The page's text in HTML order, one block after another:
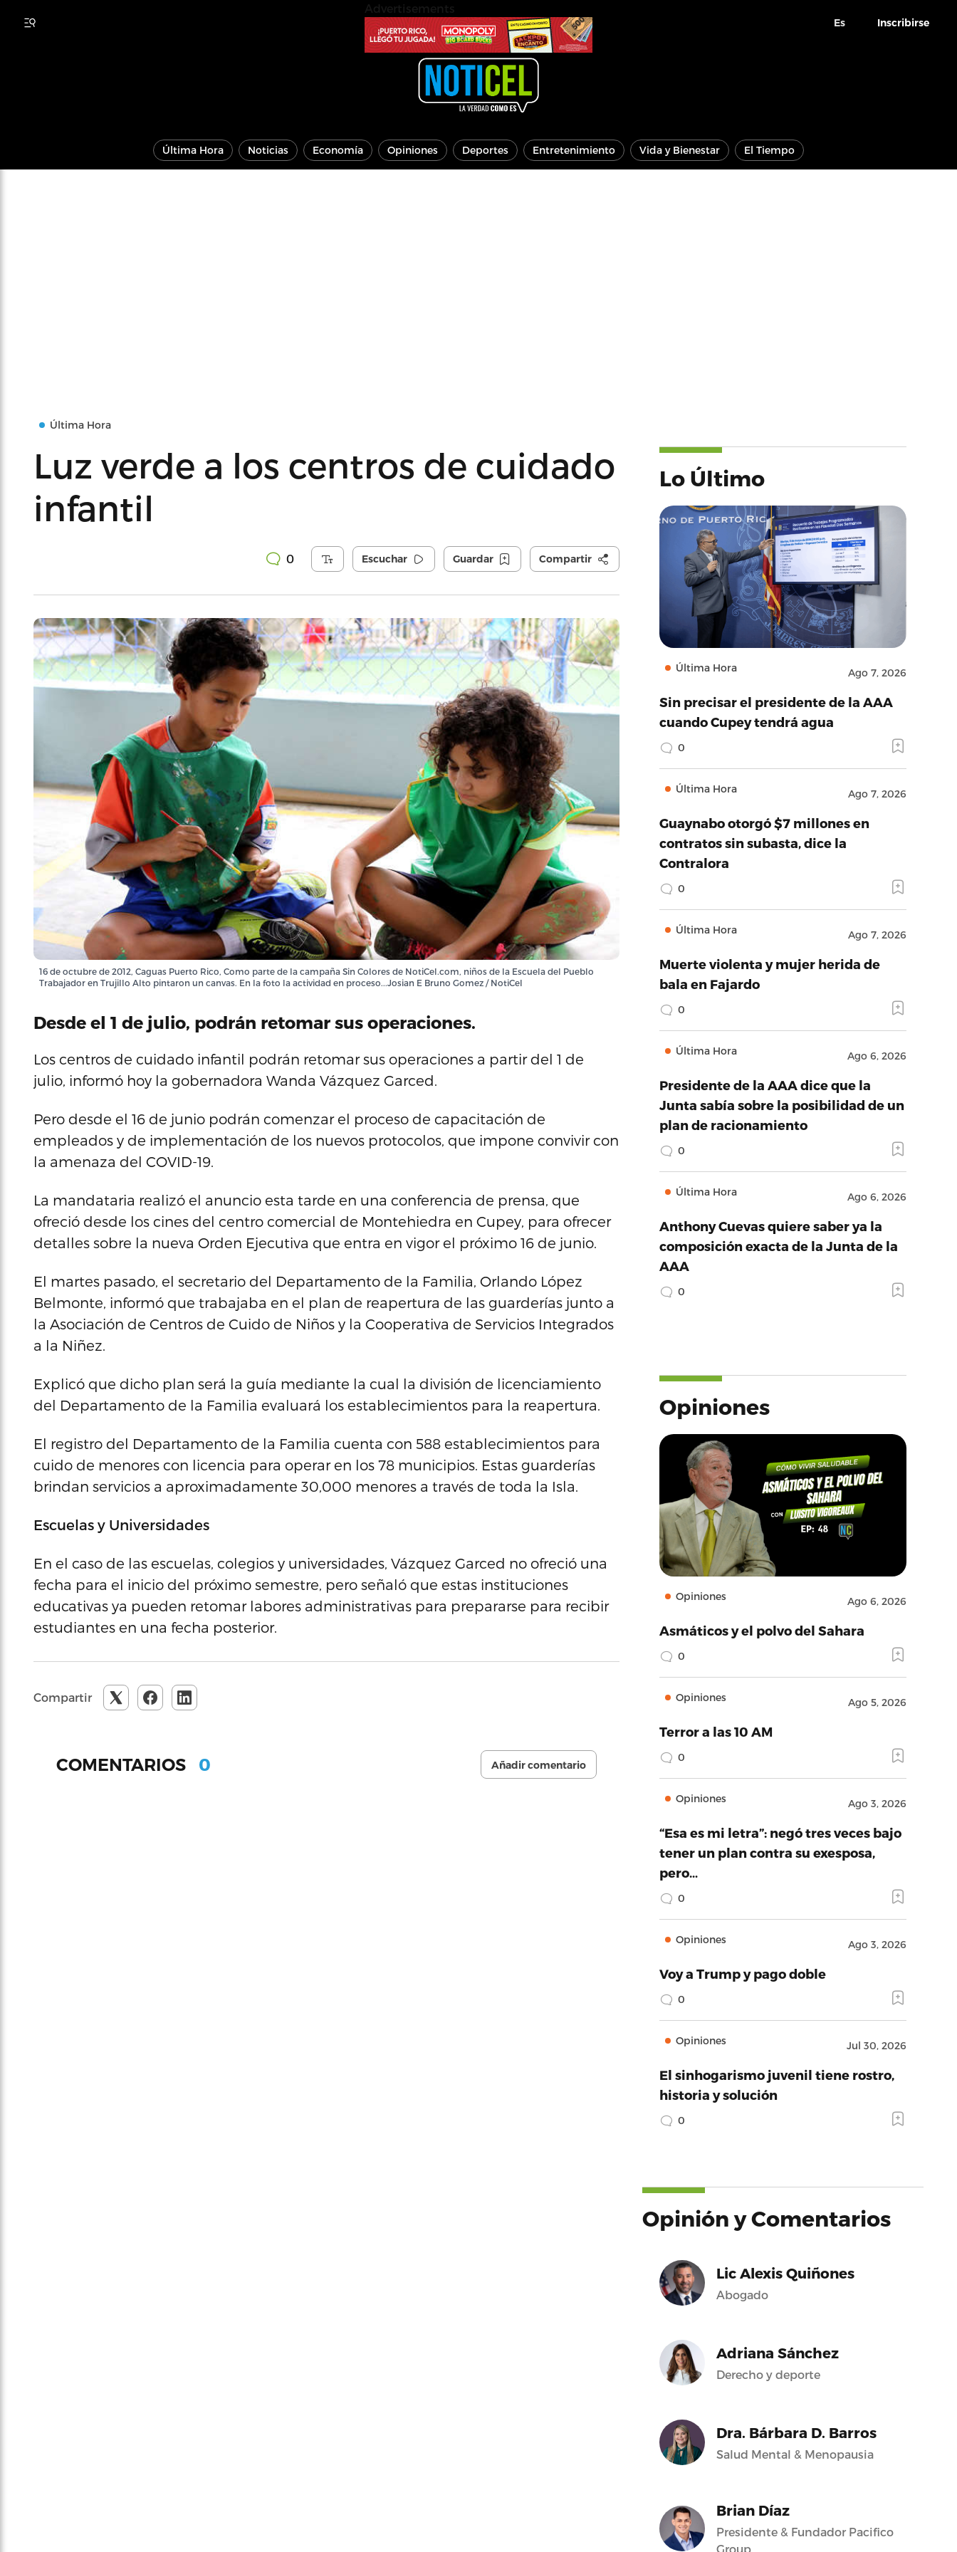
Es Inscribirse
Última Hora Noticias Economía Opiniones Deportes Entretenimiento Vida y Bienestar El Tiempo
Última Hora
Luz verde a los centros de cuidado
infantil
0 Escuchar Guardar Compartir
16 de octubre de 2012, Caguas Puerto Rico, Como parte de la campaña Sin Colores de NotiCel.com, niños de la Escuela del Pueblo
Trabajador en Trujillo Alto pintaron un canvas. En la foto la actividad en proceso...Josian E Bruno Gomez / NotiCel
Desde el 1 de julio, podrán retomar sus operaciones.
Los centros de cuidado infantil podrán retomar sus operaciones a partir del 1 de
julio, informó hoy la gobernadora Wanda Vázquez Garced.
Pero desde el 16 de junio podrán comenzar el proceso de capacitación de
empleados y de implementación de los nuevos protocolos, que impone convivir con
la amenaza del COVID-19.
La mandataria realizó el anuncio esta tarde en una conferencia de prensa, que
ofreció desde los cines del centro comercial de Montehiedra en Cupey, para ofrecer
detalles sobre la nueva Orden Ejecutiva que entra en vigor el próximo 16 de junio.
El martes pasado, el secretario del Departamento de la Familia, Orlando López
Belmonte, informó que trabajaba en el plan de reapertura de las guarderías junto a
la Asociación de Centros de Cuido de Niños y la Cooperativa de Servicios Integrados
a la Niñez.
Explicó que dicho plan será la guía mediante la cual la división de licenciamiento
del Departamento de la Familia evaluará los establecimientos para la reapertura.
El registro del Departamento de la Familia cuenta con 588 establecimientos para
cuido de menores con licencia para operar en los 78 municipios. Estas guarderías
brindan servicios a aproximadamente 30,000 menores a través de toda la Isla.
Escuelas y Universidades
En el caso de las escuelas, colegios y universidades, Vázquez Garced no ofreció una
fecha para el inicio del próximo semestre, pero señaló que estas instituciones
educativas ya pueden retomar labores administrativas para prepararse para recibir
estudiantes en una fecha posterior.
Compartir
COMENTARIOS 0 Añadir comentario
Lo Último
Última Hora Ago 7, 2026
Sin precisar el presidente de la AAA
cuando Cupey tendrá agua
0
Última Hora Ago 7, 2026
Guaynabo otorgó $7 millones en
contratos sin subasta, dice la
Contralora
0
Última Hora Ago 7, 2026
Muerte violenta y mujer herida de
bala en Fajardo
0
Última Hora Ago 6, 2026
Presidente de la AAA dice que la
Junta sabía sobre la posibilidad de un
plan de racionamiento
0
Última Hora Ago 6, 2026
Anthony Cuevas quiere saber ya la
composición exacta de la Junta de la
AAA
0
Opiniones
Opiniones Ago 6, 2026
Asmáticos y el polvo del Sahara
0
Opiniones Ago 5, 2026
Terror a las 10 AM
0
Opiniones Ago 3, 2026
“Esa es mi letra”: negó tres veces bajo
tener un plan contra su exesposa,
pero…
0
Opiniones Ago 3, 2026
Voy a Trump y pago doble
0
Opiniones Jul 30, 2026
El sinhogarismo juvenil tiene rostro,
historia y solución
0
Opinión y Comentarios
Lic Alexis Quiñones
Abogado
Adriana Sánchez
Derecho y deporte
Dra. Bárbara D. Barros
Salud Mental & Menopausia
Brian Díaz
Presidente & Fundador Pacifico
Group